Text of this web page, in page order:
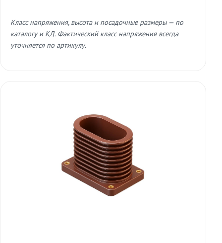
Класс напряжения, высота и посадочные размеры — по
каталогу и КД. Фактический класс напряжения всегда
уточняется по артикулу.